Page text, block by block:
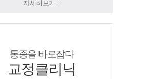
자세히보기 +
통증을 바로잡다
교정클리닉